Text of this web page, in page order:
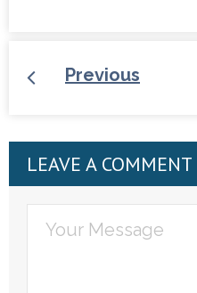
Previous
LEAVE A COMMENT